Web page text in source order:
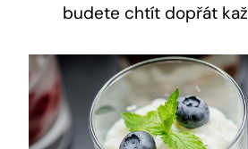
budete chtít dopřát